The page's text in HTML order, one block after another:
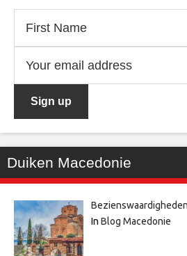
Duiken Macedonie
In Blog Macedonie